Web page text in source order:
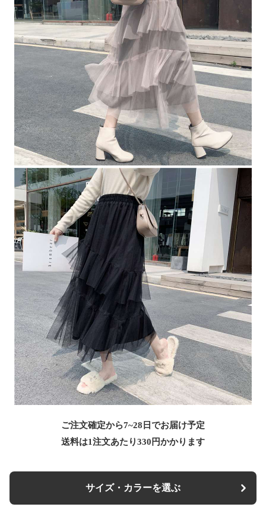
ご注文確定から7~28日でお届け予定
送料は1注文あたり330 円かかります
サイズ・カラーを選ぶ